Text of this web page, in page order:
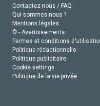
Contactez-nous / FAQ
Qui sommes-nous ?
Mentions légales
© - Avertissements
Termes et conditions
Politique rédactionnelle
Politique publicitaire
Cookie settings
Politique de la vie privée